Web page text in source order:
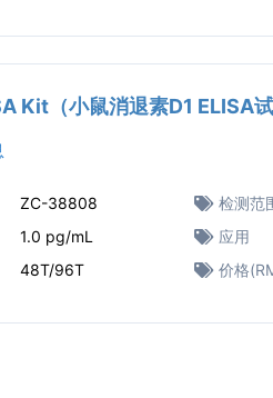
Kit（小鼠消退素D1 ELISA试
ZC-38808 检测范
1.0 pg/mL 应用
48T/96T 价格